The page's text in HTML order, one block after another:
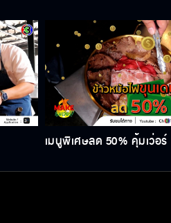
เมนูพิเศษลด 50% คุ้มเว่อร์